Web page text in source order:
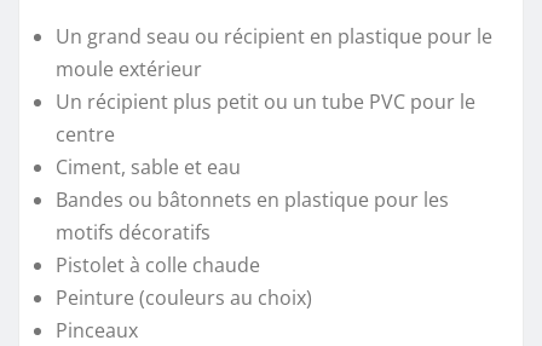
Un grand seau ou récipient en plastique pour le
moule extérieur
Un récipient plus petit ou un tube PVC pour le
centre
Ciment, sable et eau
Bandes ou bâtonnets en plastique pour les
motifs décoratifs
Pistolet à colle chaude
Peinture (couleurs au choix)
Pinceaux